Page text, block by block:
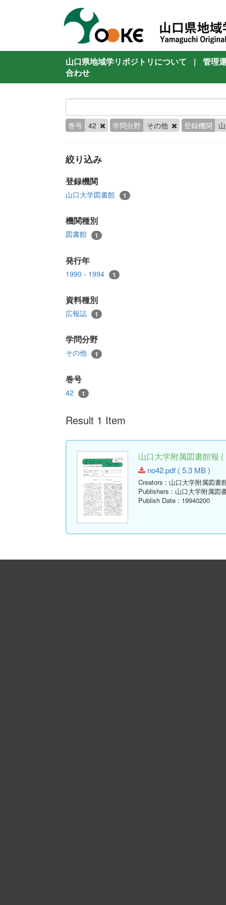
山口県地域学リポジトリについて |
管理
合わせ
巻号 42 学問分野 その他 登録機関
絞り込み
登録機関
山口大学図書館 1
機関種別
図書館 1
発行年
1990 - 1994 1
資料種別
広報誌 1
学問分野
その他 1
巻号
42 1
Result 1 Item
山口大学附属図書館報
no42.pdf ( 5.3 MB )
Creators : 山口大学附属図書
Publishers : 山口大学附属図
Publish Date : 19940200